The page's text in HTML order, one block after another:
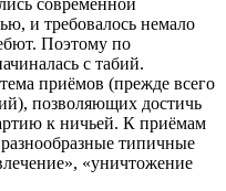
и требовалось немало
Поэтому по
с табий.
приёмов (прежде всего
позволяющих достичь
к ничьей. К приёмам
типичные
«уничтожение